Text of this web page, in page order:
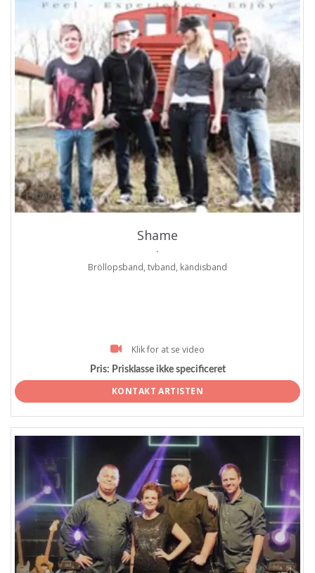
ProArtist
Shame
.
Bröllopsband, tvband, kändisband
Klik for at se video
Pris: Prisklasse ikke specificeret
KONTAKT ARTISTEN